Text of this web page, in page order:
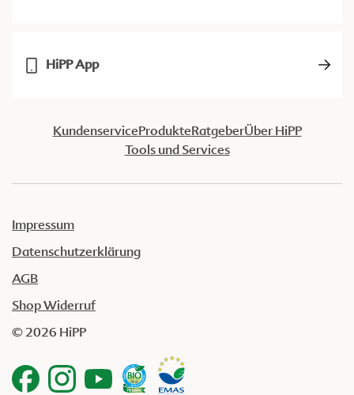
HiPP App
KundenserviceProdukteRatgeberÜber HiPP
Tools und Services
Impressum
Datenschutzerklärung
AGB
Shop Widerruf
© 2026 HiPP